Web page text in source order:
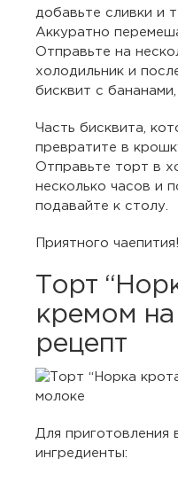
добавьте сливки и
Аккуратно
Отправьте на
холодильник и
бисквит с бананами,
Часть бисквита,
превратите в
Отправьте торт в
несколько часов и
подавайте к столу.
Приятного чаепития!
Торт
кремом
рецепт
Для приготовления
ингредиенты: